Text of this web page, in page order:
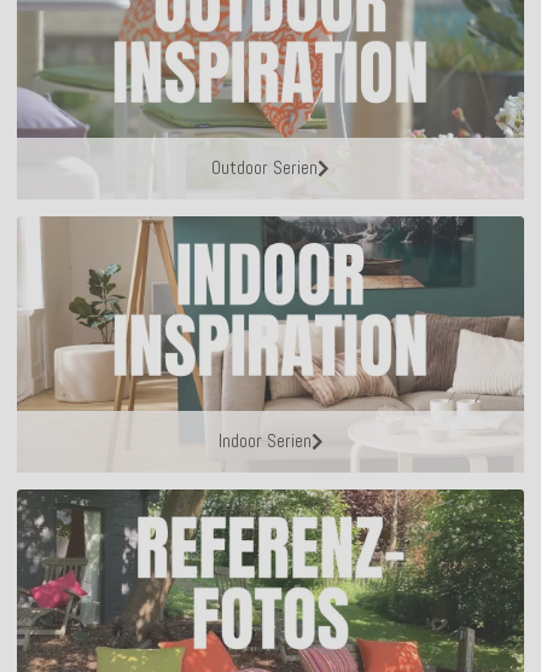
Outdoor Serien
Indoor Serien